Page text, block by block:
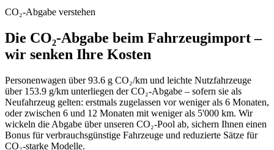
CO₂-Abgabe verstehen
Die CO₂-Abgabe beim Fahrzeugimport –
wir senken Ihre Kosten
Personenwagen über 93.6 g CO₂/km und leichte Nutzfahrzeuge
über 153.9 g/km unterliegen der CO₂-Abgabe – sofern sie als
Neufahrzeug gelten: erstmals zugelassen vor weniger als 6 Monaten,
oder zwischen 6 und 12 Monaten mit weniger als 5'000 km. Wir
wickeln die Abgabe über unseren CO₂-Pool ab, sichern Ihnen einen
Bonus für verbrauchsgünstige Fahrzeuge und reduzierte Sätze für
CO₂-starke Modelle.